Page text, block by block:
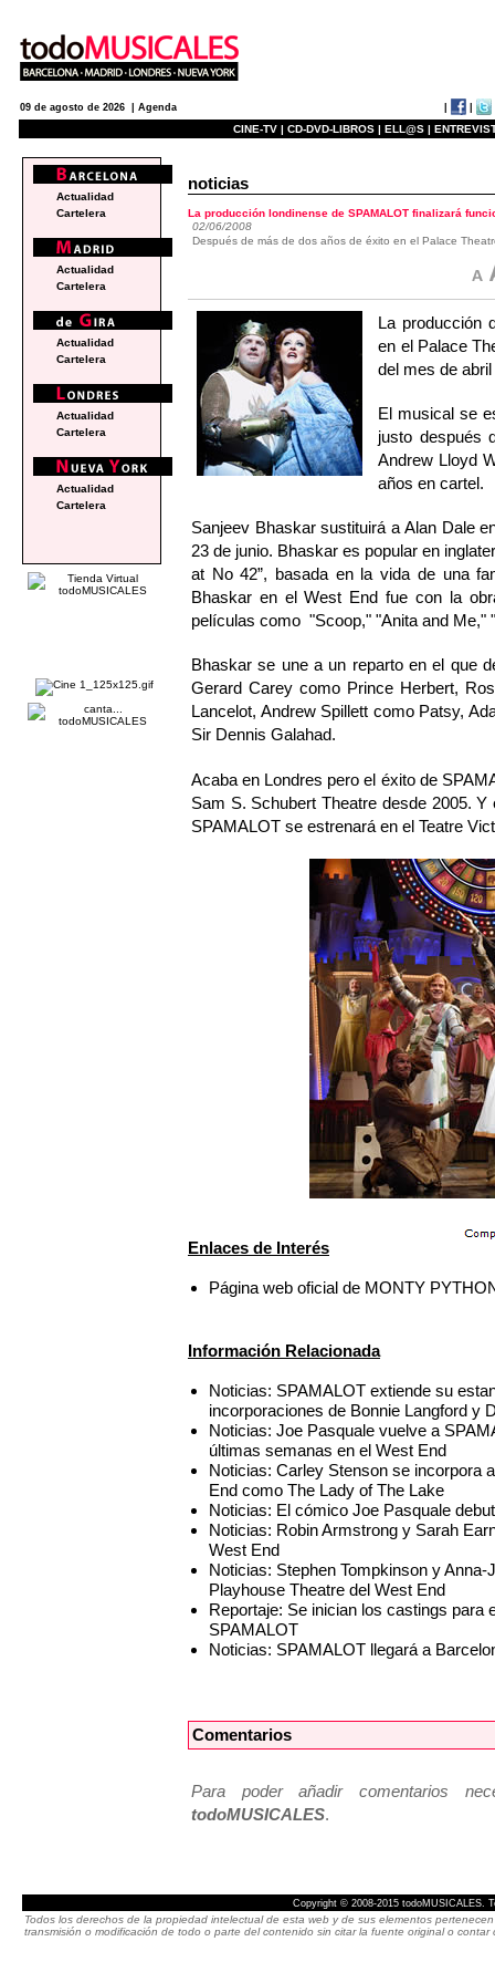
09 de agosto de 2026 | Agenda
CINE-TV | CD-DVD-LIBROS | ELL@S |
noticias
La producción londinense de SPAMALOT finalizará
02/06/2008
Después de más de dos años de éxito en el Palace
La producción
en el Palace
del mes de
El musical se
justo después
Andrew Lloyd
años en cartel.
Sanjeev Bhaskar sustituirá a Alan Dale
23 de junio. Bhaskar es popular en
at No 42”, basada en la vida de una
Bhaskar en el West End fue con la
películas como "Scoop," "Anita and Me,"
Bhaskar se une a un reparto en el que
Gerard Carey como Prince Herbert,
Lancelot, Andrew Spillett como Patsy,
Sir Dennis Galahad.
Acaba en Londres pero el éxito de
Sam S. Schubert Theatre desde 2005.
SPAMALOT se estrenará en el Teatre
Enlaces de Interés
Página web oficial de MONTY
Información Relacionada
Noticias: SPAMALOT extiende su
incorporaciones de Bonnie Langford y
Noticias: Joe Pasquale vuelve a
últimas semanas en el West End
Noticias: Carley Stenson se incorpora
End como The Lady of The Lake
Noticias: El cómico Joe Pasquale
Noticias: Robin Armstrong y Sarah
West End
Noticias: Stephen Tompkinson y
Playhouse Theatre del West End
Reportaje: Se inician los castings para
SPAMALOT
Noticias: SPAMALOT llegará a
Comentarios
Para poder añadir comentarios
todoMUSICALES.
Actualidad
Cartelera
Actualidad
Cartelera
Actualidad
Cartelera
Actualidad
Cartelera
Actualidad
Cartelera
Copyright © 2008-2015 todoMUSICALES.
Todos los derechos de la propiedad intelectual de esta web y de sus elementos
transmisión o modificación de todo o parte del contenido sin citar la fuente original o